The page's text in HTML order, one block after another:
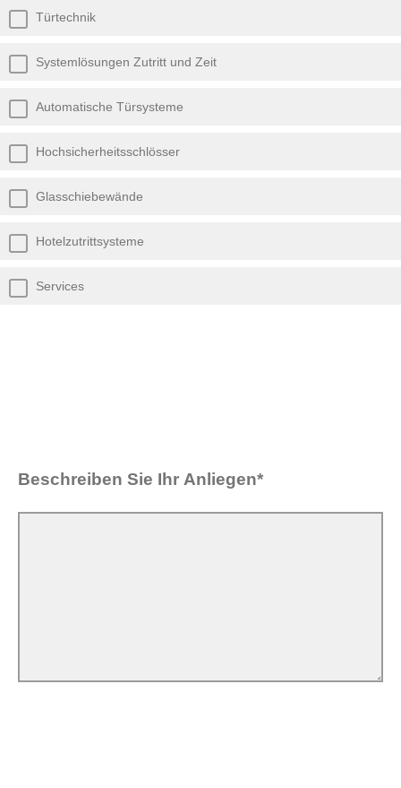
Türtechnik
Systemlösungen Zutritt und Zeit
Automatische Türsysteme
Hochsicherheitsschlösser
Glasschiebewände
Hotelzutrittsysteme
Services
Beschreiben Sie Ihr Anliegen*